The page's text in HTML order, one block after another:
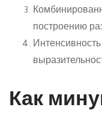
построению
Как